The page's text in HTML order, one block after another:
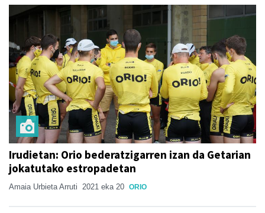
Irudietan: Orio bederatzigarren izan da Getarian
jokatutako estropadetan
Amaia Urbieta Arruti 2021 eka 20 ORIO